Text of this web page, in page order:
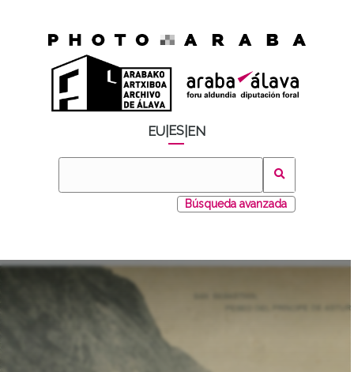
EU ES EN
Búsqueda avanzada